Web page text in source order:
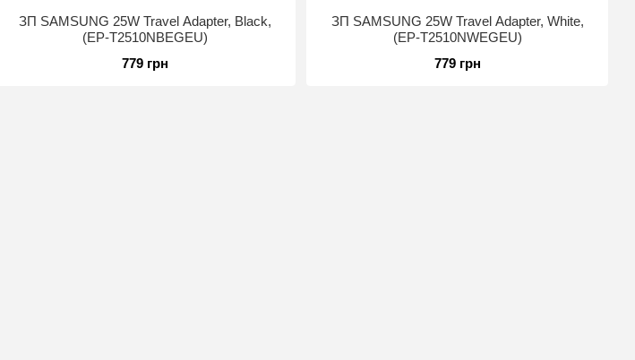
ЗП SAMSUNG 25W Travel Adapter, Black,
(EP-T2510NBEGEU)
779 грн
ЗП SAMSUNG 25W Travel Adapter, White,
(EP-T2510NWEGEU)
779 грн